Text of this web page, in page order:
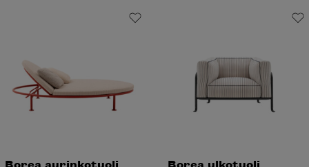
Borea aurinkotuoli Borea ulkotuoli